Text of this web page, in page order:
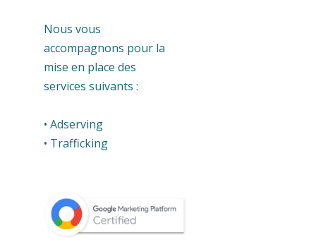
Nous vous
accompagnons pour la
mise en place des
services suivants :
• Adserving
• Trafficking